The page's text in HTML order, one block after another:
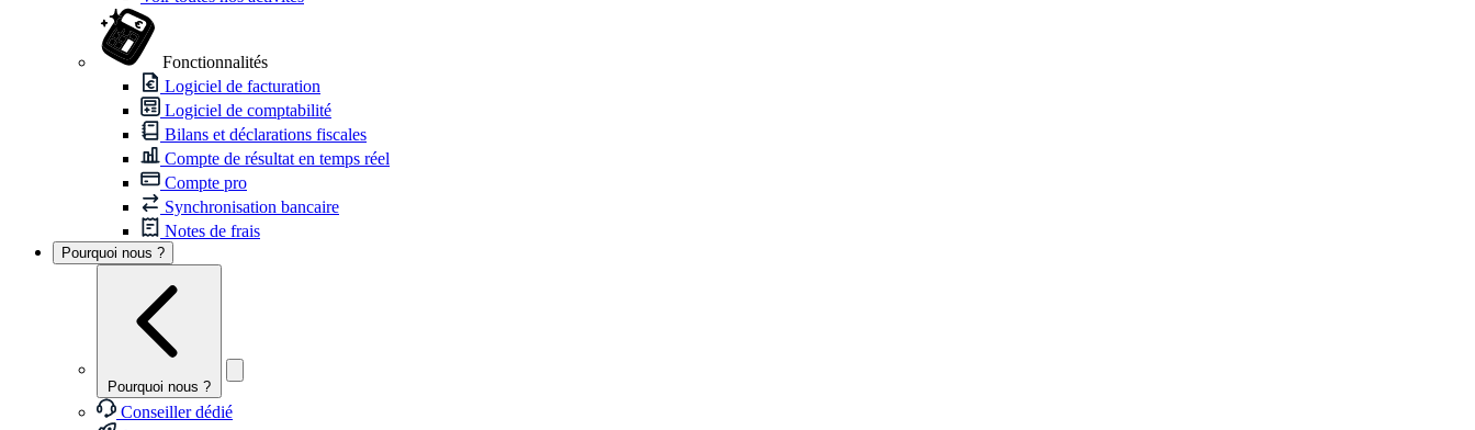
Fonctionnalités
Logiciel de facturation
Logiciel de comptabilité
Bilans et déclarations fiscales
Compte de résultat en temps réel
Compte pro
Synchronisation bancaire
Notes de frais
Pourquoi nous ?
Pourquoi nous ?
Conseiller dédié